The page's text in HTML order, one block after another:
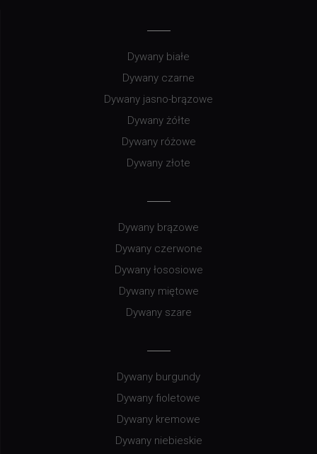
Dywany białe
Dywany czarne
Dywany jasno-brązowe
Dywany żółte
Dywany różowe
Dywany złote
Dywany brązowe
Dywany czerwone
Dywany łososiowe
Dywany miętowe
Dywany szare
Dywany burgundy
Dywany fioletowe
Dywany kremowe
Dywany niebieskie